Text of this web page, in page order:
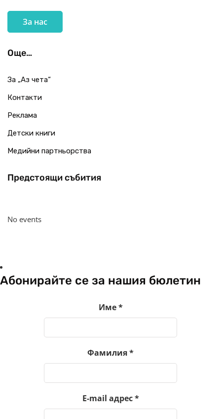
За нас
Още…
За „Аз чета“
Контакти
Реклама
Детски книги
Медийни партньорства
Предстоящи събития
No events
Абонирайте се за нашия бюлетин
Име*
Фамилия*
E-mail адрес*